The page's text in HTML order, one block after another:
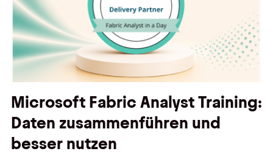
Microsoft Fabric Analyst Training:
Daten zusammenführen und
besser nutzen